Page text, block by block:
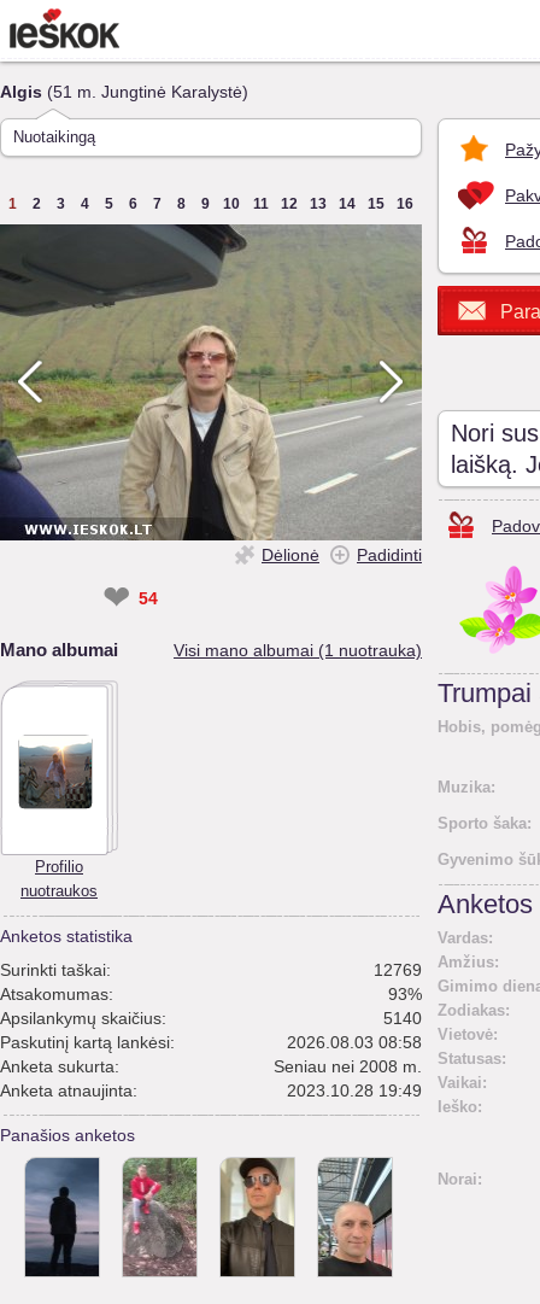
Algis (51 m. Jungtinė Karalystė)
Nuotaikingą
1 2 3 4 5 6 7 8 9 10 11 12 13 14 15 16
Dėlionė Padidinti
❤ 54
Mano albumai Visi mano albumai (1 nuotrauka)
Profilio
nuotraukos
Anketos statistika
Surinkti taškai:
12769
Atsakomumas:
93%
Apsilankymų skaičius:
5140
Paskutinį kartą lankėsi:
2026.08.03 08:58
Anketa sukurta:
Seniau nei 2008 m.
Anketa atnaujinta:
2023.10.28 19:49
Panašios anketos
Nori
laišką.
Trumpai
Hobis,
Muzika:
Sporto šaka:
Gyvenimo
Anketos
Vardas:
Amžius:
Gimimo
Zodiakas:
Vietovė:
Statusas:
Vaikai:
Ieško:
Norai: